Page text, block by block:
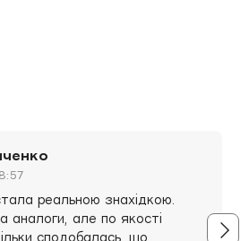
реальною знахідкою.
але по якості
сподобалась, що